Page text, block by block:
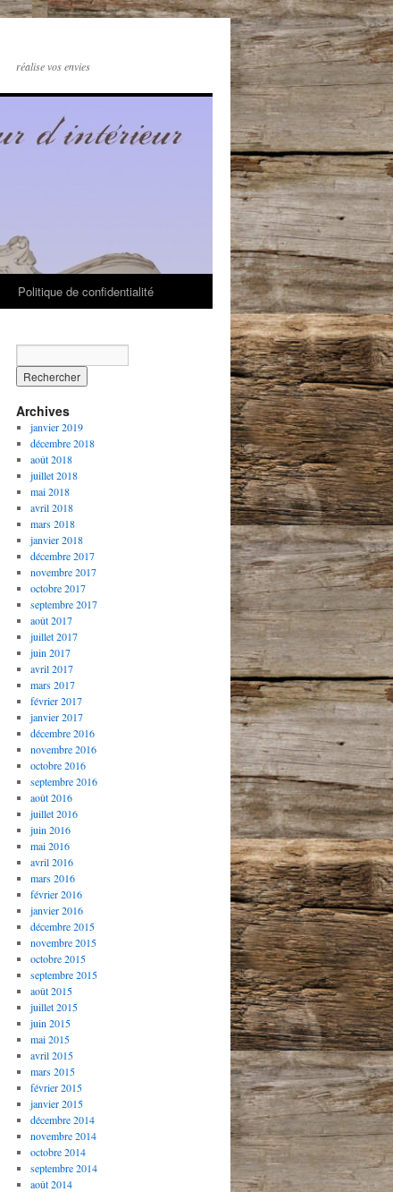
réalise vos envies
Politique de confidentialité
Archives
janvier 2019
décembre 2018
août 2018
juillet 2018
mai 2018
avril 2018
mars 2018
janvier 2018
décembre 2017
novembre 2017
octobre 2017
septembre 2017
août 2017
juillet 2017
juin 2017
avril 2017
mars 2017
février 2017
janvier 2017
décembre 2016
novembre 2016
octobre 2016
septembre 2016
août 2016
juillet 2016
juin 2016
mai 2016
avril 2016
mars 2016
février 2016
janvier 2016
décembre 2015
novembre 2015
octobre 2015
septembre 2015
août 2015
juillet 2015
juin 2015
mai 2015
avril 2015
mars 2015
février 2015
janvier 2015
décembre 2014
novembre 2014
octobre 2014
septembre 2014
août 2014